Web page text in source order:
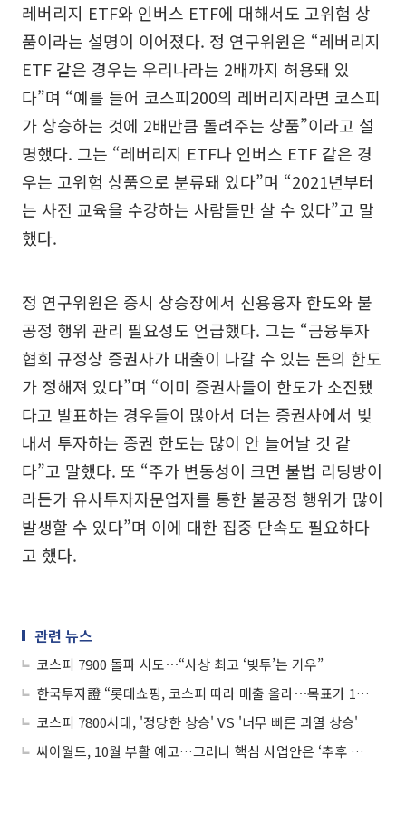
레버리지 ETF와 인버스 ETF에 대해서도 고위험 상
품이라는 설명이 이어졌다. 정 연구위원은 “레버리지
ETF 같은 경우는 우리나라는 2배까지 허용돼 있
다”며 “예를 들어 코스피200의 레버리지라면 코스피
가 상승하는 것에 2배만큼 돌려주는 상품”이라고 설
명했다. 그는 “레버리지 ETF나 인버스 ETF 같은 경
우는 고위험 상품으로 분류돼 있다”며 “2021년부터
는 사전 교육을 수강하는 사람들만 살 수 있다”고 말
했다.
정 연구위원은 증시 상승장에서 신용융자 한도와 불
공정 행위 관리 필요성도 언급했다. 그는 “금융투자
협회 규정상 증권사가 대출이 나갈 수 있는 돈의 한도
가 정해져 있다”며 “이미 증권사들이 한도가 소진됐
다고 발표하는 경우들이 많아서 더는 증권사에서 빚
내서 투자하는 증권 한도는 많이 안 늘어날 것 같
다”고 말했다. 또 “주가 변동성이 크면 불법 리딩방이
라든가 유사투자자문업자를 통한 불공정 행위가 많이
발생할 수 있다”며 이에 대한 집중 단속도 필요하다
고 했다.
관련 뉴스
코스피 7900 돌파 시도⋯“사상 최고 ‘빚투’는 기우”
한국투자證 “롯데쇼핑, 코스피 따라 매출 올라⋯목표가 12만원→20만원”
코스피 7800시대, '정당한 상승' VS '너무 빠른 과열 상승'
싸이월드, 10월 부활 예고…그러나 핵심 사업안은 ‘추후 공개’